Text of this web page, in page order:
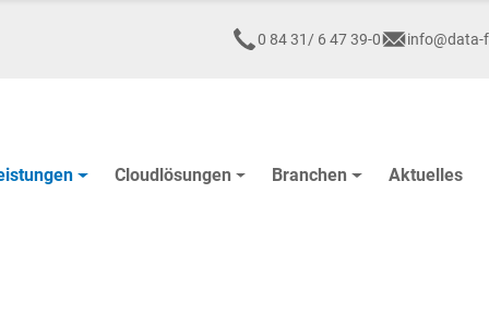
0 84 31/ 6 47 39-0
Cloudlösungen Branchen Aktuelles